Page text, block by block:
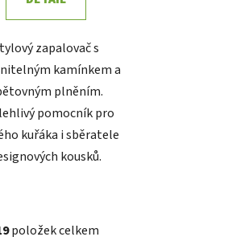
zapalovač s
kamínkem a
plněním.
pomocník pro
kuřáka i sběratele
kousků.
O
položek celkem